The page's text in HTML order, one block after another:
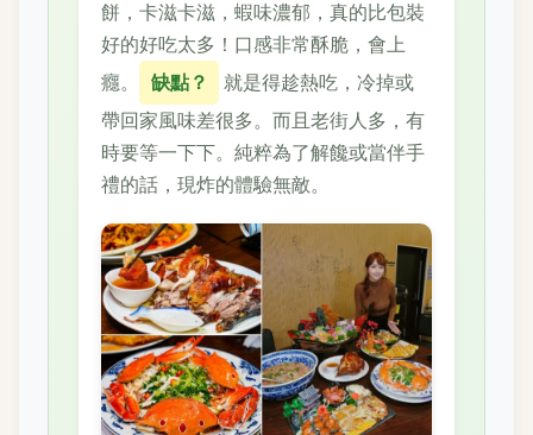
餅，卡滋卡滋，蝦味濃郁，真的比包裝
好的好吃太多！口感非常酥脆，會上
癮。
缺點？
就是得趁熱吃，冷掉或
帶回家風味差很多。而且老街人多，有
時要等一下下。純粹為了解饞或當伴手
禮的話，現炸的體驗無敵。